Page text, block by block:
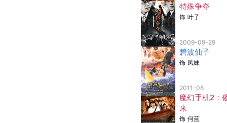
特殊争夺
饰 叶子
2009-09-29
碧波仙子
饰 凤妹
2011-08
魔幻手机2：
来
饰 何蓝